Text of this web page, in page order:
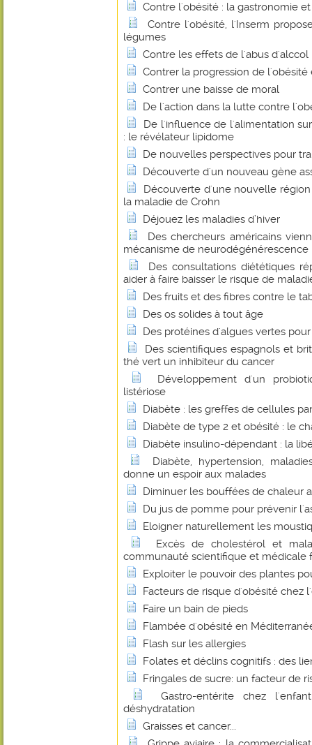
Contre l'obésité : la gastronomie
Contre l'obésité, l'Inserm
légumes
Contre les effets de l'abus d'alccol
Contrer la progression de l'obésité
Contrer une baisse de moral
De l'action dans la lutte contre
De l'influence de l'alimentation
: le révélateur lipidome
De nouvelles perspectives pour
Découverte d'un nouveau gène
Découverte d'une nouvelle
la maladie de Crohn
Déjouez les maladies d’hiver
Des chercheurs américains
mécanisme de
Des consultations diététiques
aider à faire baisser le risque de
Des fruits et des fibres contre le
Des os solides à tout âge
Des protéines d'algues vertes
Des scientifiques espagnols et
thé vert un inhibiteur du cancer
Développement d'un
listériose
Diabète : les greffes de cellules
Diabète de type 2 et obésité : le
Diabète insulino-dépendant : la
Diabète, hypertension,
donne un espoir aux malades
Diminuer les bouffées de chaleur
Du jus de pomme pour prévenir
Eloigner naturellement les
Excès de cholestérol et
communauté scientifique et médicale
Exploiter le pouvoir des plantes
Facteurs de risque d'obésité chez
Faire un bain de pieds
Flambée d'obésité en
Flash sur les allergies
Folates et déclins cognitifs : des
Fringales de sucre: un facteur de
Gastro-entérite chez
déshydratation
Graisses et cancer...